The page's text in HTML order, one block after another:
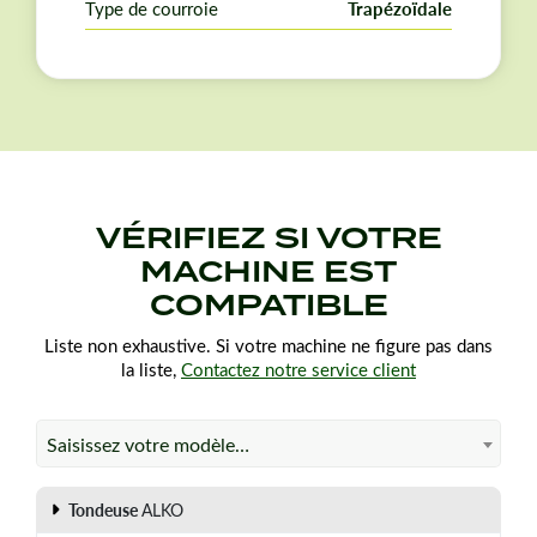
Type de courroie Trapézoïdale
VÉRIFIEZ SI VOTRE
MACHINE EST
COMPATIBLE
Liste non exhaustive. Si votre machine ne figure pas dans
la liste, Contactez notre service client
Saisissez votre modèle…
TondeuseALKO